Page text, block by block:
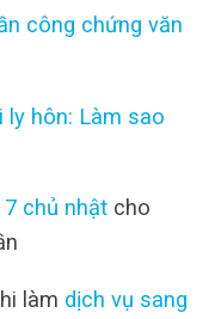
công chứng văn
ly hôn: Làm sao
chủ nhật cho
làm dịch vụ sang